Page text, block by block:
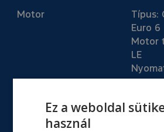
Motor
Típus:
Euro 6
Motor
LE
Üzemanyagtartály
600 L,
Ez a weboldal
használ